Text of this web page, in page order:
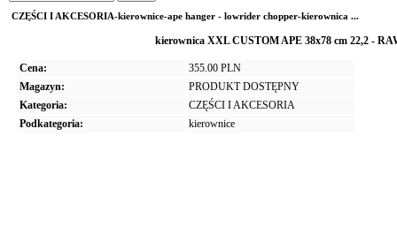
CZĘŚCI I AKCESORIA-kierownice-ape hanger - lowrider chopper-kierownica ...
kierownica XXL CUSTOM APE 38x78 cm 22,2 -
Cena:
355.00 PLN
Magazyn:
PRODUKT DOSTĘPNY
Kategoria:
CZĘŚCI I AKCESORIA
Podkategoria:
kierownice